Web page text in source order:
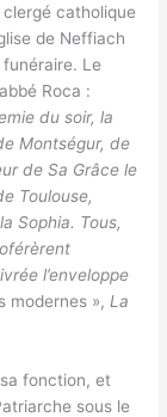
catholique
de Neffiach
Le
Roca :
du soir, la
Montségur, de
de Sa Grâce le
Toulouse,
Sophia. Tous,
l’enveloppe
modernes », La
fonction, et
sous le